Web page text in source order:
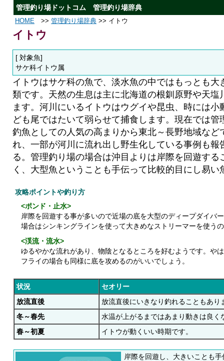
管理釣り場ドットコム 管理釣り場辞典
HOME >> 管理釣り場辞典 >> イトウ
イトウ
[ 対象魚]
サケ科イトウ属
イトウはサケ科の魚で、淡水魚の中ではもっとも大
類です。天然の生息は主に北海道の根釧原野や天塩
ます。河川にいるイトウはウグイや昆虫、時には小
ども尾ではたいて弱らせて捕食します。現在では管
釣魚としての人気の高まりから東北～長野地域など
れ、一部が河川に流れ出し野生化している事例も報
る。管理釣り場の場合は沖目よりは岸際を回遊する
く、大型魚ということも手伝って比較的目にし易い
攻略ポイントや釣り方
<ポンド・止水>
岸際を回遊する事が多いので近場の底を大型のディープダイバ
場合はシンキングラインを使って大きめなストリーマーを使う
<渓流・流水>
ゆるやかな流れがあり、物陰となるところを好むようです。や
フライの場合も同様に底を攻めるのがいいでしょう。
状況
セオリー
放流直後
放流直後にいきなり釣れることもあ
冬～春先
水温が上がるまではあまり動きは良く
春～初夏
イトウが動くいい時期です。
岸際を回遊し、大きいことも